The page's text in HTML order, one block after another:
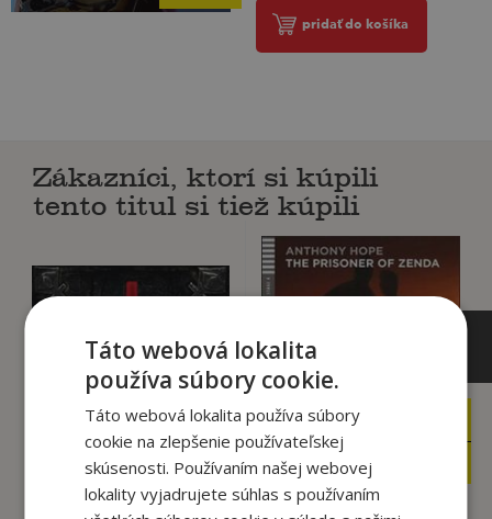
pridať do košíka
Zákazníci, ktorí si kúpili
tento titul si tiež kúpili
26,95
22 €
Táto webová lokalita
používa súbory cookie.
Táto webová lokalita používa súbory
cookie na zlepšenie používateľskej
skúsenosti. Používaním našej webovej
lokality vyjadrujete súhlas s používaním